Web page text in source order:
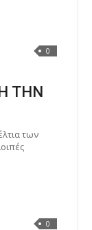
0
ΤΗΝ
των
0